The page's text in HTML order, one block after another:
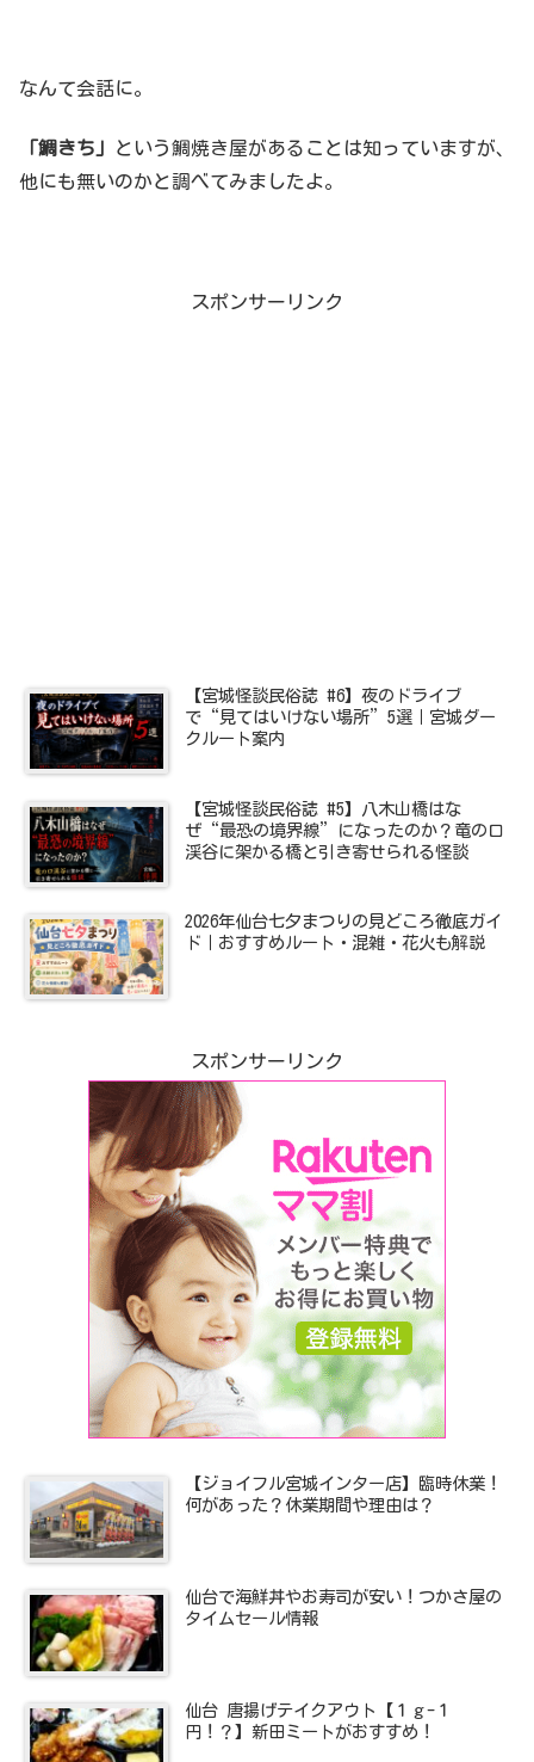
なんて会話に。
「鯛きち」
という鯛焼き屋があることは知っていますが、
他にも無いのかと調べてみましたよ。
スポンサーリンク
【宮城怪談民俗誌 #6】夜のドライブ
で“見てはいけない場所”5選｜宮城ダー
クルート案内
【宮城怪談民俗誌 #5】八木山橋はな
ぜ“最恐の境界線”になったのか？竜の口
渓谷に架かる橋と引き寄せられる怪談
2026年仙台七夕まつりの見どころ徹底ガイ
ド｜おすすめルート・混雑・花火も解説
スポンサーリンク
【ジョイフル宮城インター店】臨時休業！
何があった？休業期間や理由は？
仙台で海鮮丼やお寿司が安い！つかさ屋の
タイムセール情報
仙台 唐揚げテイクアウト【１ｇ-１
円！？】新田ミートがおすすめ！